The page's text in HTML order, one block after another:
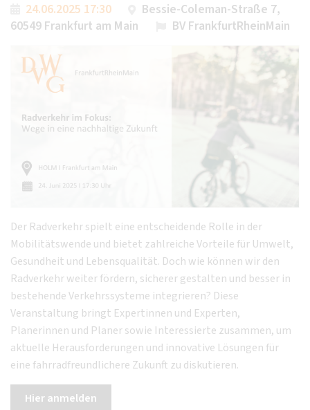
24.06.2025 17:30
Bessie-Coleman-Straße 7,
60549 Frankfurt am Main
BV FrankfurtRheinMain
Der Radverkehr spielt eine entscheidende Rolle in der
Mobilitätswende und bietet zahlreiche Vorteile für Umwelt,
Gesundheit und Lebensqualität. Doch wie können wir den
Radverkehr weiter fördern, sicherer gestalten und besser in
bestehende Verkehrssysteme integrieren? Diese
Veranstaltung bringt Expertinnen und Experten,
Planerinnen und Planer sowie Interessierte zusammen, um
aktuelle Herausforderungen und innovative Lösungen für
eine fahrradfreundlichere Zukunft zu diskutieren.
Hier anmelden